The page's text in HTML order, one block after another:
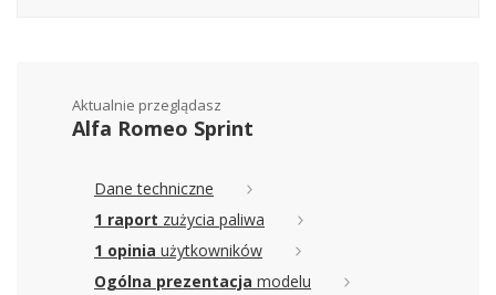
Aktualnie przeglądasz
Alfa Romeo Sprint
Dane techniczne
1 raport zużycia paliwa
1 opinia użytkowników
Ogólna prezentacja modelu